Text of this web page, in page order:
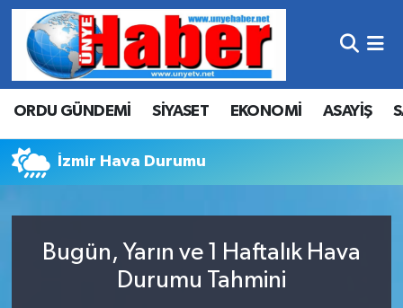
ORDU GÜNDEMİ SİYASET EKONOMİ ASAYİŞ
İzmir Hava Durumu
Bugün, Yarın ve 1 Haftalık Hava
Durumu Tahmini
Hava Durumu
Trafik Durumu
Süper Lig Puan Durumu ve Fikstür
Son Dakika Haberleri